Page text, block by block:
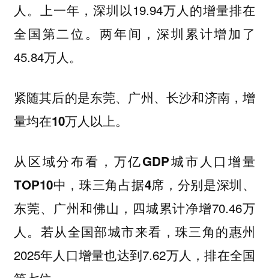
人。上一年，深圳以19.94万人的增量排在
全国第二位。两年间，深圳累计增加了
45.84万人。
紧随其后的是东莞、广州、长沙和济南，增
量均在10万人以上。
从区域分布看， 万亿GDP城市人口增量
TOP10中，珠三角占据4席 ，分别是深圳、
东莞、广州和佛山，四城累计净增70.46万
人。若从全国部城市来看，珠三角的惠州
2025年人口增量也达到7.62万人，排在全国